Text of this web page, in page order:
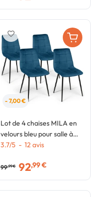
- 7,00 €
Lot de 4 chaises MILA en
velours bleu pour salle à
manger
3.7/5 - 12 avis
99,99 € 92,99 €
favorite_border